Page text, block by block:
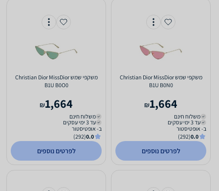
משקפי שמש Christian Dior MissDior
B1U B0N0
1,664
₪
משלוח חינם
עד 3 ימי עסקים
ב- אופטיסטור
0.0
(292)
לפרטים נוספים
משקפי שמש Christian Dior MissDior
B1U B0O0
1,664
₪
משלוח חינם
עד 3 ימי עסקים
ב- אופטיסטור
0.0
(292)
לפרטים נוספים